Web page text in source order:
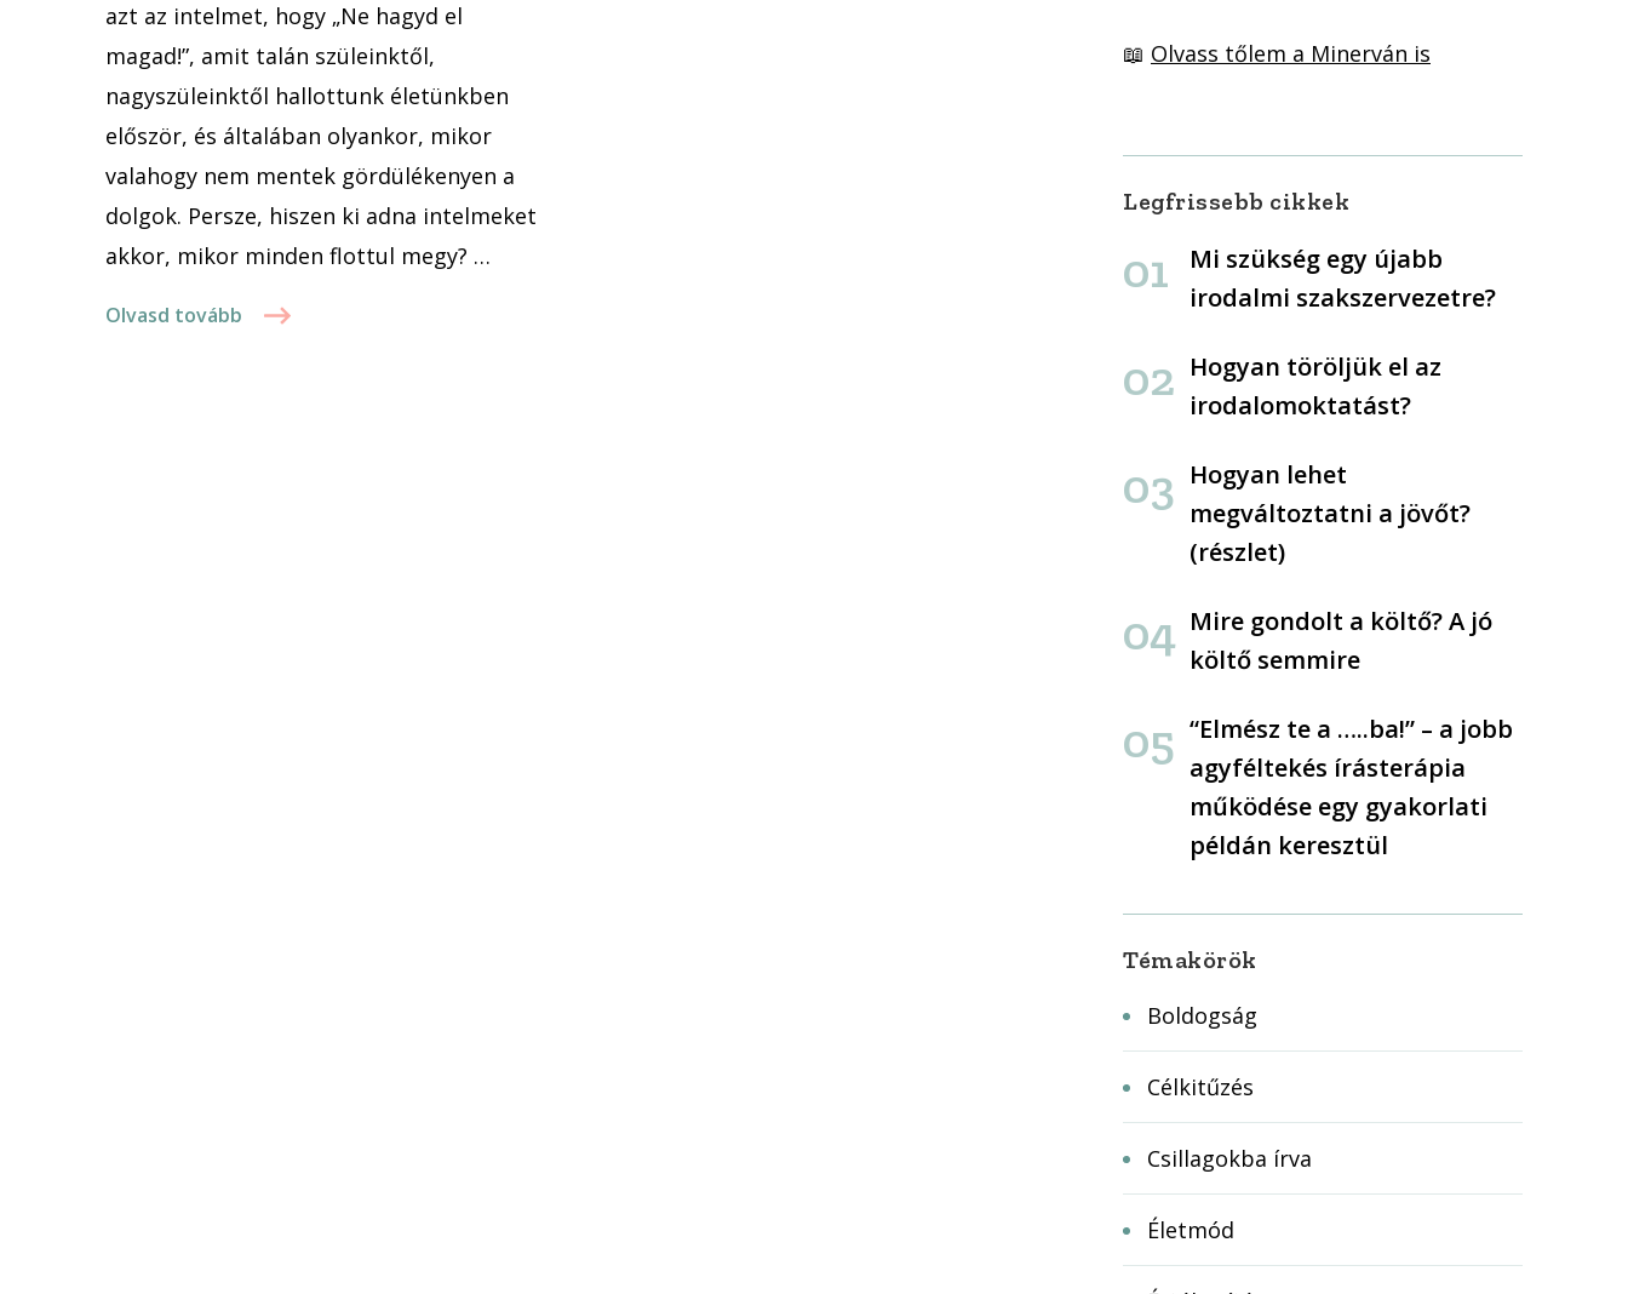
azt az intelmet, hogy „Ne hagyd el
magad!”, amit talán szüleinktől,
nagyszüleinktől hallottunk életünkben
először, és általában olyankor, mikor
valahogy nem mentek gördülékenyen a
dolgok. Persze, hiszen ki adna intelmeket
akkor, mikor minden flottul megy? …
Olvasd tovább
📖 Olvass tőlem a Minerván is
Legfrissebb cikkek
Mi szükség egy újabb
irodalmi szakszervezetre?
Hogyan töröljük el az
irodalomoktatást?
Hogyan lehet
megváltoztatni a jövőt?
(részlet)
Mire gondolt a költő? A jó
költő semmire
“Elmész te a …..ba!” – a jobb
agyféltekés írásterápia
működése egy gyakorlati
példán keresztül
Témakörök
Boldogság
Célkitűzés
Csillagokba írva
Életmód